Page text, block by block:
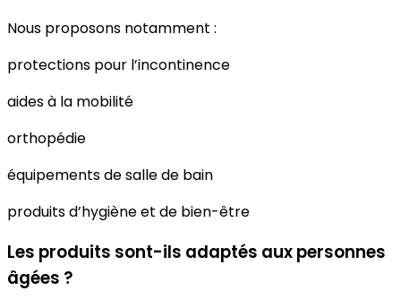
Nous proposons notamment :
protections pour l’incontinence
aides à la mobilité
orthopédie
équipements de salle de bain
produits d’hygiène et de bien-être
Les produits sont-ils adaptés aux personnes
âgées ?